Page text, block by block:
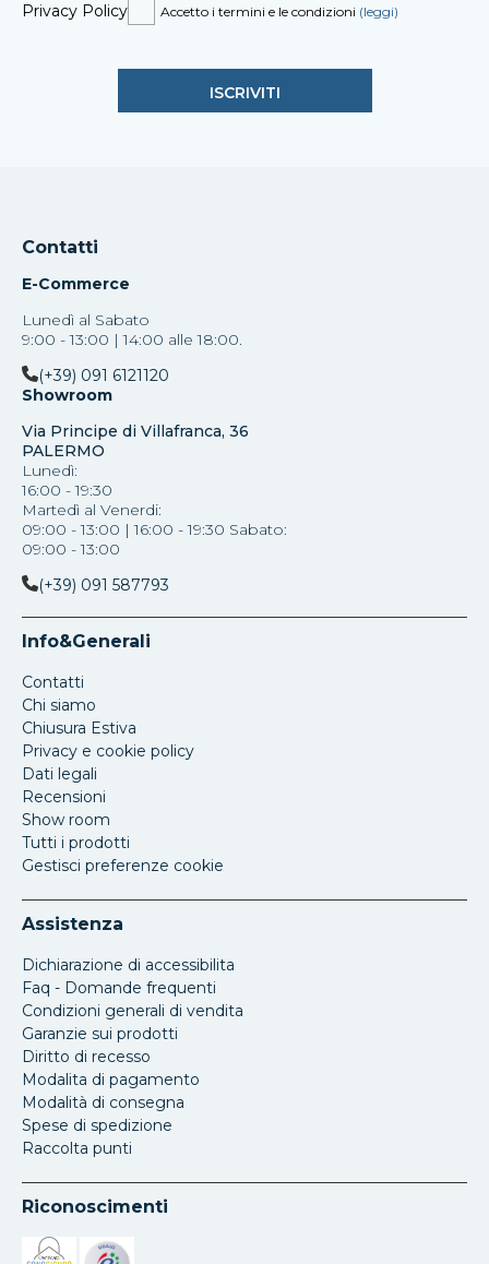
Privacy Policy Accetto i termini e le condizioni (leggi)
Contatti
E-Commerce
Lunedì al Sabato
9:00 - 13:00 | 14:00 alle 18:00.
(+39) 091 6121120
Showroom
Via Principe di Villafranca, 36
PALERMO
Lunedì:
16:00 - 19:30
Martedì al Venerdi:
09:00 - 13:00 | 16:00 - 19:30 Sabato:
09:00 - 13:00
(+39) 091 587793
Info&Generali
Contatti
Chi siamo
Chiusura Estiva
Privacy e cookie policy
Dati legali
Recensioni
Show room
Tutti i prodotti
Gestisci preferenze cookie
Assistenza
Dichiarazione di accessibilita
Faq - Domande frequenti
Condizioni generali di vendita
Garanzie sui prodotti
Diritto di recesso
Modalita di pagamento
Modalità di consegna
Spese di spedizione
Raccolta punti
Riconoscimenti